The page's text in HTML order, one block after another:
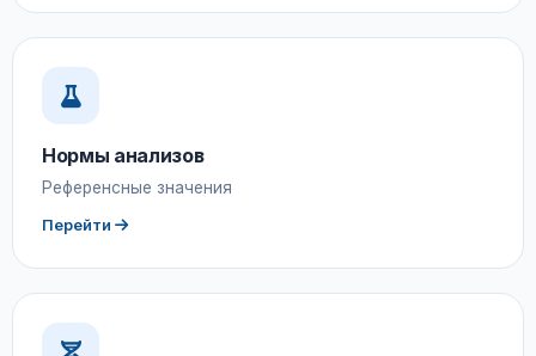
Нормы анализов
Референсные значения
Перейти